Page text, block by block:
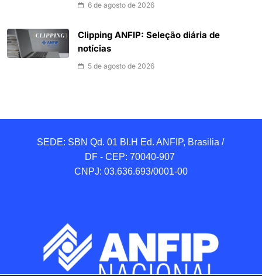
6 de agosto de 2026
Clipping ANFIP: Seleção diária de
notícias
5 de agosto de 2026
SEDE: SBN Qd. 01 BI.H Ed. ANFIP, Brasilia /
DF - CEP: 70040-907
CNPJ: 03.636.693/0001-00